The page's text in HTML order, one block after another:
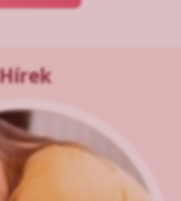
Hírek